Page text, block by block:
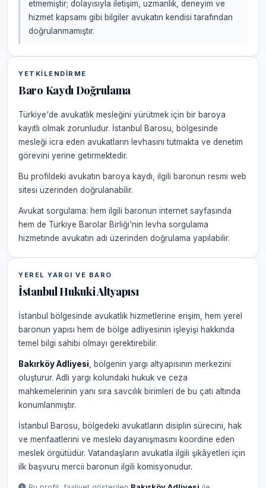
etmemiştir; dolayısıyla iletişim, uzmanlık, deneyim ve
hizmet kapsamı gibi bilgiler avukatın kendisi tarafından
doğrulanmamıştır.
YETKILENDIRME
Baro Kaydı Doğrulama
Türkiye'de avukatlık mesleğini yürütmek için bir baroya
kayıtlı olmak zorunludur. İstanbul Barosu, bölgesinde
mesleği icra eden avukatların levhasını tutmakta ve denetim
görevini yerine getirmektedir.
Bu profildeki avukatın baroya kaydı, ilgili baronun resmi web
sitesi üzerinden doğrulanabilir.
Avukat sorgulama: hem ilgili baronun internet sayfasında
hem de Türkiye Barolar Birliği'nin levha sorgulama
hizmetinde avukatın adı üzerinden doğrulama yapılabilir.
YEREL YARGI VE BARO
İstanbul Hukuki Altyapısı
İstanbul bölgesinde avukatlık hizmetlerine erişim, hem yerel
baronun yapısı hem de bölge adliyesinin işleyişi hakkında
temel bilgi sahibi olmayı gerektirebilir.
Bakırköy Adliyesi , bölgenin yargı altyapısının merkezini
oluşturur. Adli yargı kolundaki hukuk ve ceza
mahkemelerinin yanı sıra savcılık birimleri de bu çatı altında
konumlanmıştır.
İstanbul Barosu, bölgedeki avukatların disiplin sürecini, hak
ve menfaatlerini ve mesleki dayanışmasını koordine eden
meslek örgütüdür. Vatandaşların avukatla ilgili şikâyetleri için
ilk başvuru mercii baronun ilgili komisyonudur.